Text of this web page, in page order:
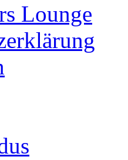
Lounge